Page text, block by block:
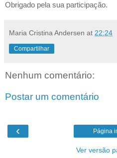
Obrigado pela sua participação.
Maria Cristina Andersen at 22:24
Compartilhar
Nenhum comentário:
Postar um comentário
‹ Página
Ver versão